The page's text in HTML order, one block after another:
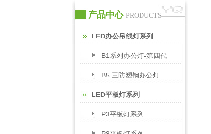
产品中心 PRODUCTS
LED办公吊线灯系列
B1系列办公灯-第四代
B5 三防塑钢办公灯
LED平板灯系列
P3平板灯系列